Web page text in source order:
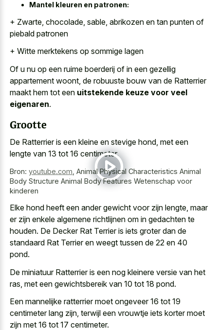
Mantel kleuren en patronen:
+ Zwarte, chocolade, sable, abrikozen en tan punten of
piebald patronen
+ Witte merktekens op sommige lagen
Of u nu op een ruime boerderij of in een gezellig
appartement woont, de robuuste bouw van de Ratterrier
maakt hem tot een uitstekende keuze voor veel
eigenaren.
Grootte
De Ratterrier is een kleine en stevige hond, met een
lengte van 13 tot 16 centimeter.
Bron: youtube.com Animal Physical Characteristics Animal
Body Structure Animal Body Features Wetenschap voor
kinderen
Elke hond heeft een ander gewicht voor zijn lengte, maar
er zijn enkele algemene richtlijnen om in gedachten te
houden. De Decker Rat Terrier is iets groter dan de
standaard Rat Terrier en weegt tussen de 22 en 40
pond.
De miniatuur Ratterrier is een nog kleinere versie van het
ras, met een gewichtsbereik van 10 tot 18 pond.
Een mannelijke ratterrier moet ongeveer 16 tot 19
centimeter lang zijn, terwijl een vrouwtje iets korter moet
zijn met 16 tot 17 centimeter.